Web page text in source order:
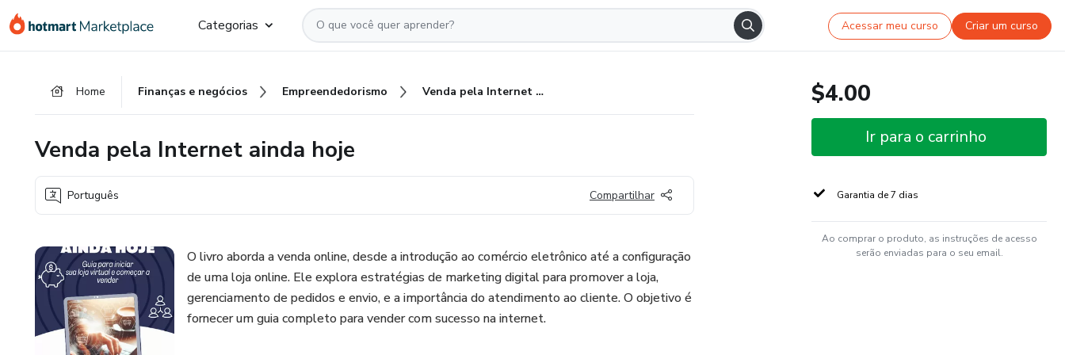
para
para
para
Categorias Acessar meu curso Criar um curso
Home Finanças e negócios Empreendedorismo Venda pela Internet ainda hoje
Venda pela Internet ainda hoje
Português Compartilhar
O livro aborda a venda online, desde a introdução ao comércio eletrônico até a configuração
de uma loja online. Ele explora estratégias de marketing digital para promover a loja,
gerenciamento de pedidos e envio, e a importância do atendimento ao cliente. O objetivo é
fornecer um guia completo para vender com sucesso na internet.
$4.00
Ir para o carrinho
Garantia de 7 dias
Ao comprar o produto, as instruções de acesso
serão enviadas para o seu email.